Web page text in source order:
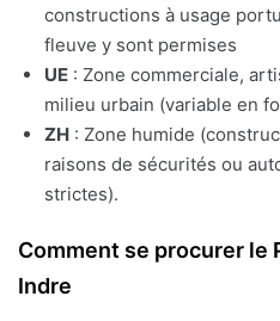
constructions à usage
fleuve y sont permises
UE : Zone commerciale,
milieu urbain (variable en
ZH : Zone humide
raisons de sécurités ou
strictes).
Comment se procurer le
Indre